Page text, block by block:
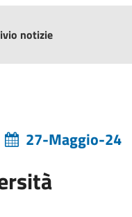
notizie
27-Maggio-24